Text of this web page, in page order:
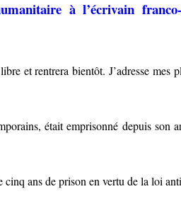
à l’écrivain
et rentrera bientôt. J’adresse mes
était emprisonné depuis son
ans de prison en vertu de la loi